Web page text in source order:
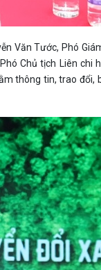
Văn Tước, Phó
Chủ tịch Liên chi
thông tin, trao đổi,